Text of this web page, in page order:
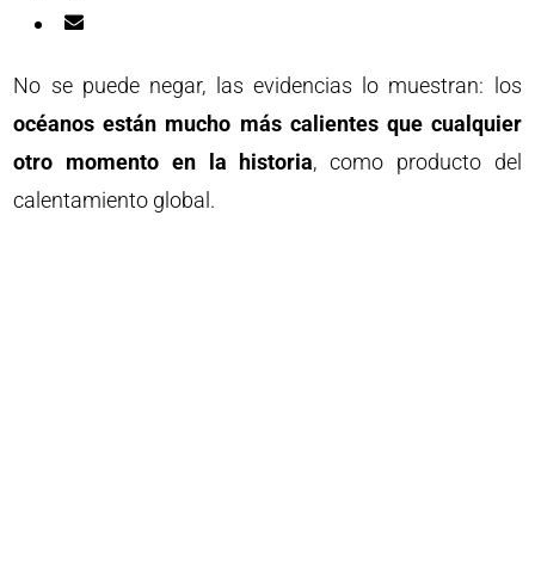
No se puede negar, las evidencias lo muestran: los
océanos están mucho más calientes que cualquier
otro momento en la historia, como producto del
calentamiento global.